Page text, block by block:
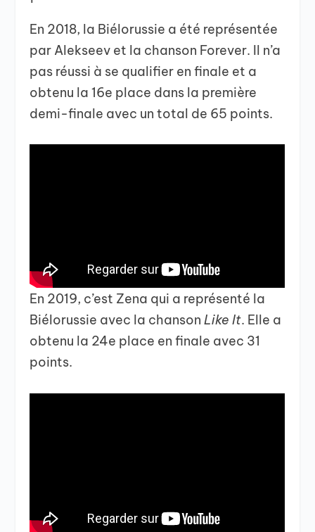
En 2018, la Biélorussie a été représentée
par Alekseev et la chanson Forever. Il n’a
pas réussi à se qualifier en finale et a
obtenu la 16e place dans la première
demi-finale avec un total de 65 points.
En 2019, c’est Zena qui a représenté la
Biélorussie avec la chansonLike It. Elle a
obtenu la 24e place en finale avec 31
points.